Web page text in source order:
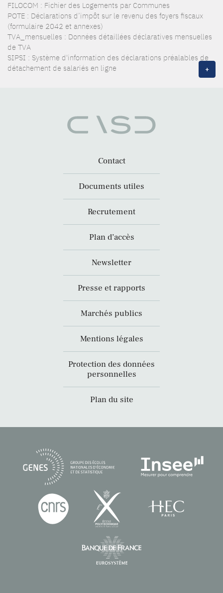
FILOCOM : Fichier des Logements par Communes
POTE : Déclarations d’impôt sur le revenu des foyers fiscaux
(formulaire 2042 et annexes)
TVA_mensuelles : Données détaillées déclaratives mensuelles
de TVA
SIPSI : Système d'information des déclarations préalables de
détachement de salariés en ligne
+
Contact
Documents utiles
Recrutement
Plan d’accès
Newsletter
Presse et rapports
Marchés publics
Mentions légales
Protection des données
personnelles
Plan du site